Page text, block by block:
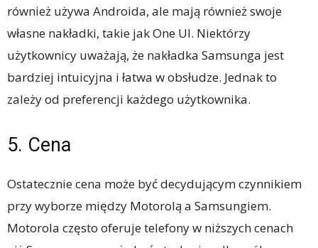
również używa Androida, ale mają również swoje
własne nakładki, takie jak One UI. Niektórzy
użytkownicy uważają, że nakładka Samsunga jest
bardziej intuicyjna i łatwa w obsłudze. Jednak to
zależy od preferencji każdego użytkownika.
5. Cena
Ostatecznie cena może być decydującym czynnikiem
przy wyborze między Motorolą a Samsungiem.
Motorola często oferuje telefony w niższych cenach